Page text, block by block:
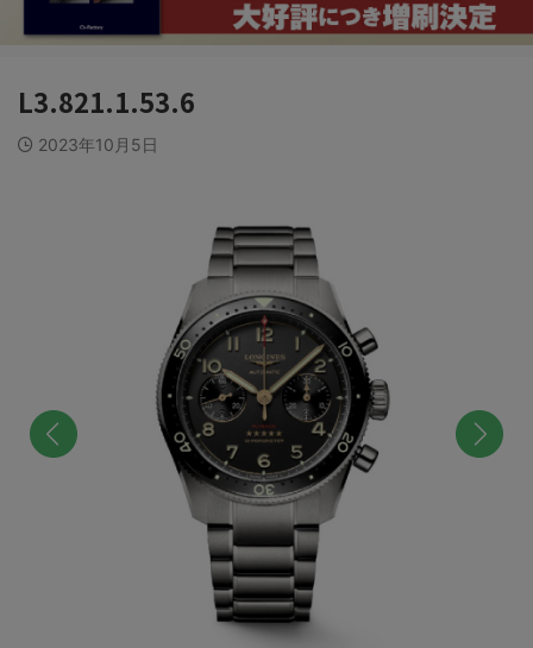
L3.821.1.53.6
2023年10月5日